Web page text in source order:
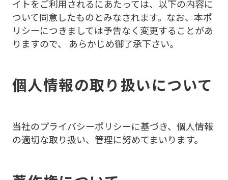
イトをご利用されるにあたっては、以下の内容に
ついて同意したものとみなされます。なお、本ポ
リシーにつきましては予告なく変更することがあ
りますので、 あらかじめ御了承下さい。
個人情報の取り扱いについて
当社のプライバシーポリシーに基づき、個人情報
の適切な取り扱い、管理に努めてまいります。